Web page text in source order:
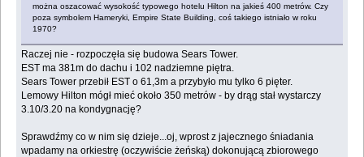
można oszacować wysokość typowego hotelu Hilton na jakieś 400 metrów. Czy
poza symbolem Hameryki, Empire State Building, coś takiego istniało w roku
1970?
Raczej nie - rozpoczęła się budowa Sears Tower.
EST ma 381m do dachu i 102 nadziemne piętra.
Sears Tower przebił EST o 61,3m a przybyło mu tylko 6 pięter.
Lemowy Hilton mógł mieć około 350 metrów - by drąg stał wystarczy
3.10/3.20 na kondygnację?
Sprawdźmy co w nim się dzieje...oj, wprost z jajecznego śniadania
wpadamy na orkiestrę (oczywiście żeńską) dokonującą zbiorowego